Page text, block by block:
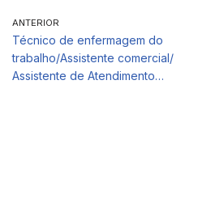
ANTERIOR
Técnico de enfermagem do
trabalho/Assistente comercial/
Assistente de Atendimento…